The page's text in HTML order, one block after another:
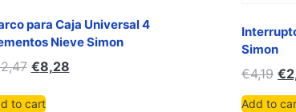
para Caja Universal 4
Nieve Simon
€8,28
to cart
Simon
€4,19 €
Add to